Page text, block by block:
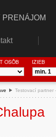
OSÔB IZIEB
Testovací partner